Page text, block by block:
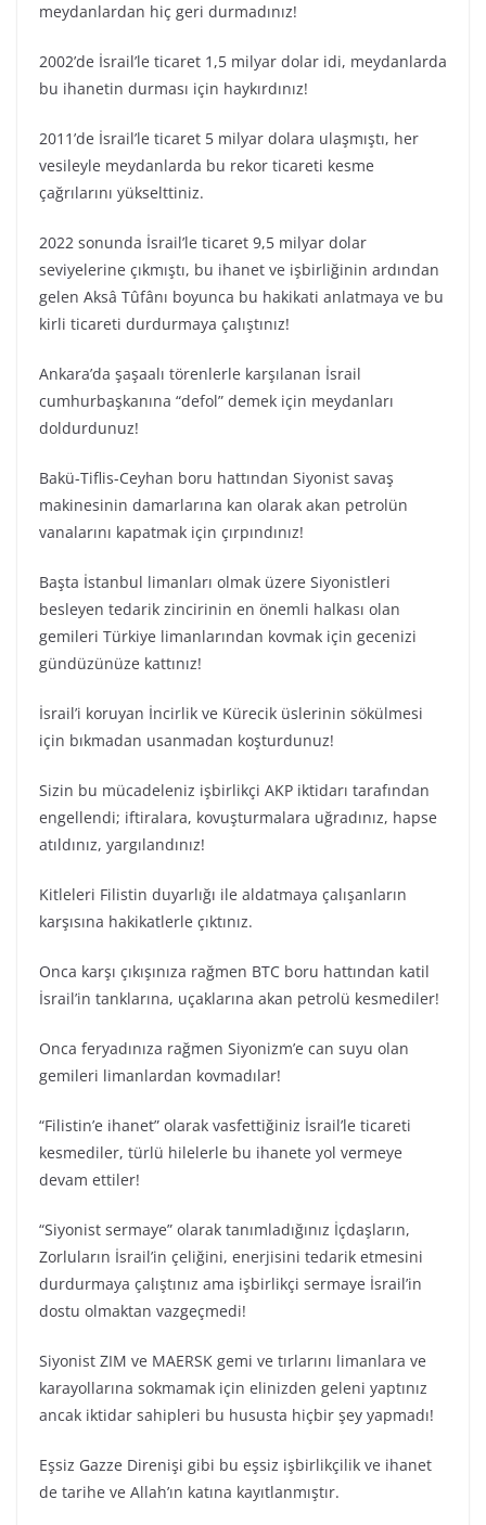
meydanlardan hiç geri durmadınız!
2002’de İsrail’le ticaret 1,5 milyar dolar idi, meydanlarda
bu ihanetin durması için haykırdınız!
2011’de İsrail’le ticaret 5 milyar dolara ulaşmıştı, her
vesileyle meydanlarda bu rekor ticareti kesme
çağrılarını yükselttiniz.
2022 sonunda İsrail’le ticaret 9,5 milyar dolar
seviyelerine çıkmıştı, bu ihanet ve işbirliğinin ardından
gelen Aksâ Tûfânı boyunca bu hakikati anlatmaya ve bu
kirli ticareti durdurmaya çalıştınız!
Ankara’da şaşaalı törenlerle karşılanan İsrail
cumhurbaşkanına “defol” demek için meydanları
doldurdunuz!
Bakü-Tiflis-Ceyhan boru hattından Siyonist savaş
makinesinin damarlarına kan olarak akan petrolün
vanalarını kapatmak için çırpındınız!
Başta İstanbul limanları olmak üzere Siyonistleri
besleyen tedarik zincirinin en önemli halkası olan
gemileri Türkiye limanlarından kovmak için gecenizi
gündüzünüze kattınız!
İsrail’i koruyan İncirlik ve Kürecik üslerinin sökülmesi
için bıkmadan usanmadan koşturdunuz!
Sizin bu mücadeleniz işbirlikçi AKP iktidarı tarafından
engellendi; iftiralara, kovuşturmalara uğradınız, hapse
atıldınız, yargılandınız!
Kitleleri Filistin duyarlığı ile aldatmaya çalışanların
karşısına hakikatlerle çıktınız.
Onca karşı çıkışınıza rağmen BTC boru hattından katil
İsrail’in tanklarına, uçaklarına akan petrolü kesmediler!
Onca feryadınıza rağmen Siyonizm’e can suyu olan
gemileri limanlardan kovmadılar!
“Filistin’e ihanet” olarak vasfettiğiniz İsrail’le ticareti
kesmediler, türlü hilelerle bu ihanete yol vermeye
devam ettiler!
“Siyonist sermaye” olarak tanımladığınız İçdaşların,
Zorluların İsrail’in çeliğini, enerjisini tedarik etmesini
durdurmaya çalıştınız ama işbirlikçi sermaye İsrail’in
dostu olmaktan vazgeçmedi!
Siyonist ZIM ve MAERSK gemi ve tırlarını limanlara ve
karayollarına sokmamak için elinizden geleni yaptınız
ancak iktidar sahipleri bu hususta hiçbir şey yapmadı!
Eşsiz Gazze Direnişi gibi bu eşsiz işbirlikçilik ve ihanet
de tarihe ve Allah’ın katına kayıtlanmıştır.